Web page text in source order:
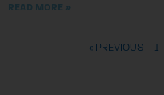
READ MORE »
« PREVIOUS 1